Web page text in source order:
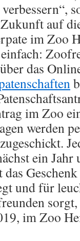
auf
im Zoo
das
im Zoo
werden
ein Jahr
und für
im Zoo